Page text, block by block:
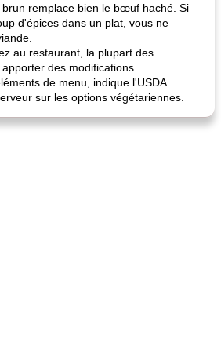
remplace bien le bœuf haché. Si
d'épices dans un plat, vous ne
au restaurant, la plupart des
des modifications
de menu, indique l'USDA.
sur les options végétariennes.